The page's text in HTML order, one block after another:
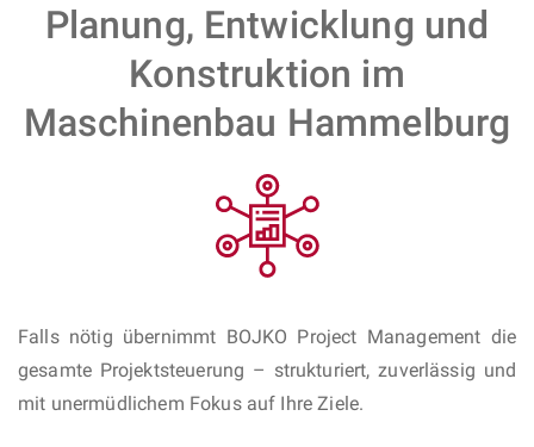
Planung, Entwicklung und
Konstruktion im
Maschinenbau Hammelburg
Falls nötig übernimmt BOJKO Project Management die
gesamte Projektsteuerung – strukturiert, zuverlässig und
mit unermüdlichem Fokus auf Ihre Ziele.